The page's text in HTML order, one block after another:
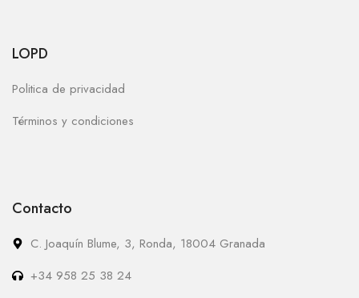
LOPD
Politica de privacidad
Términos y condiciones
Contacto
C. Joaquín Blume, 3, Ronda, 18004 Granada
+34 958 25 38 24